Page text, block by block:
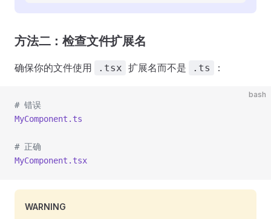
方法二：检查文件扩展名
确保你的文件使用 .tsx 扩展名而不是 .ts ：
bash
# 错误
MyComponent.ts
# 正确
MyComponent.tsx
WARNING